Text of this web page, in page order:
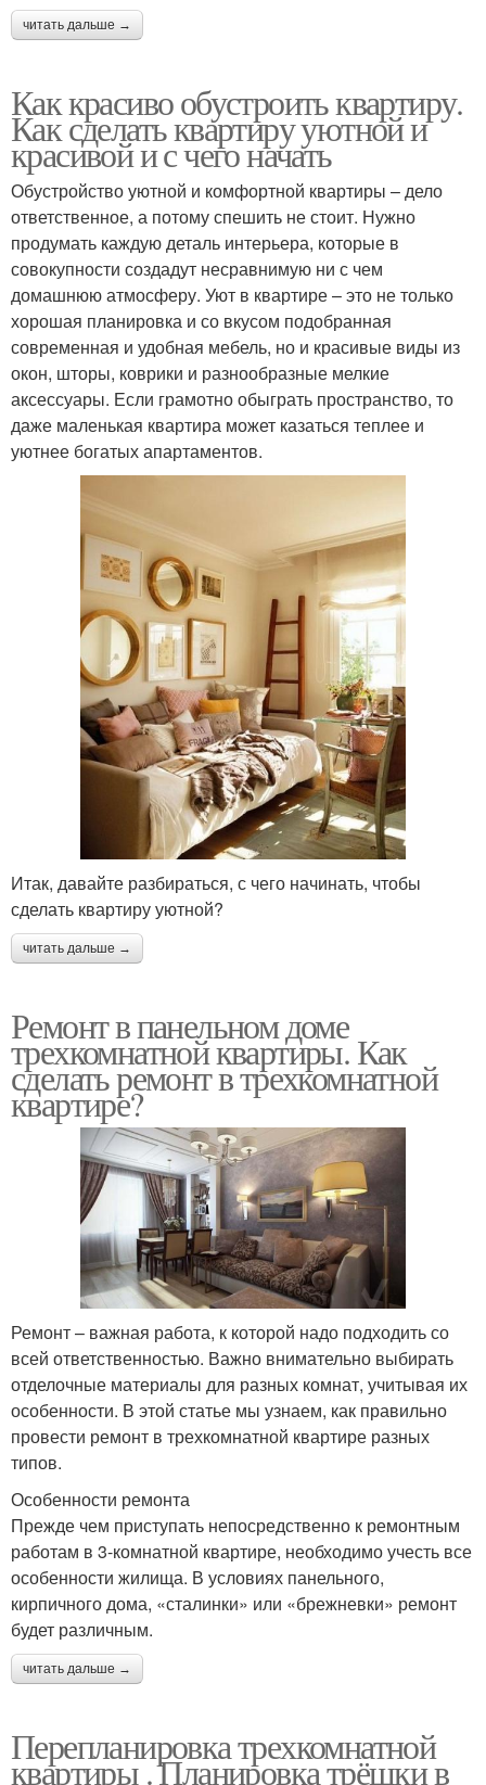
читать дальше →
Как красиво обустроить квартиру.
Как сделать квартиру уютной и
красивой и с чего начать
Обустройство уютной и комфортной квартиры – дело
ответственное, а потому спешить не стоит. Нужно
продумать каждую деталь интерьера, которые в
совокупности создадут несравнимую ни с чем
домашнюю атмосферу. Уют в квартире – это не только
хорошая планировка и со вкусом подобранная
современная и удобная мебель, но и красивые виды из
окон, шторы, коврики и разнообразные мелкие
аксессуары. Если грамотно обыграть пространство, то
даже маленькая квартира может казаться теплее и
уютнее богатых апартаментов.
Итак, давайте разбираться, с чего начинать, чтобы
сделать квартиру уютной?
читать дальше →
Ремонт в панельном доме
трехкомнатной квартиры. Как
сделать ремонт в трехкомнатной
квартире?
Ремонт – важная работа, к которой надо подходить со
всей ответственностью. Важно внимательно выбирать
отделочные материалы для разных комнат, учитывая их
особенности. В этой статье мы узнаем, как правильно
провести ремонт в трехкомнатной квартире разных
типов.
Особенности ремонта
Прежде чем приступать непосредственно к ремонтным
работам в 3-комнатной квартире, необходимо учесть все
особенности жилища. В условиях панельного,
кирпичного дома, «сталинки» или «брежневки» ремонт
будет различным.
читать дальше →
Перепланировка трехкомнатной
квартиры . Планировка трёшки в